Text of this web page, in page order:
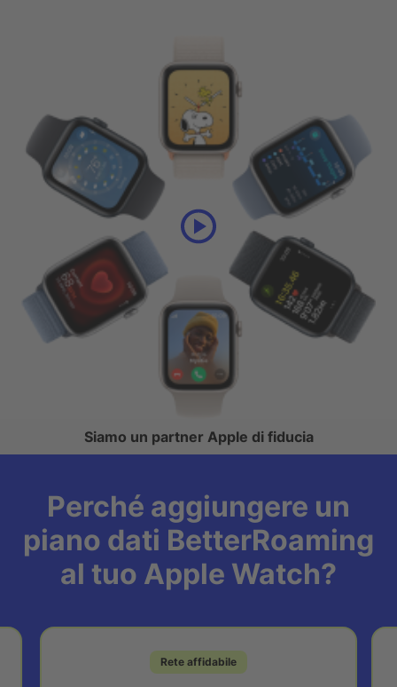
Siamo un partner Apple di fiducia
Perché aggiungere un
piano dati BetterRoaming
al tuo Apple Watch?
Rete affidabile